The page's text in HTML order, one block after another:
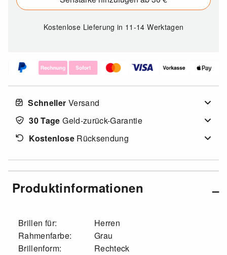
Kostenlose Lieferungin 11-14 Werktagen
Schneller Versand
30 Tage Geld-zurück-Garantie
KostenloseRücksendung
Produktinformationen
Brillen für:
Herren
Rahmenfarbe:
Grau
Brillenform:
Rechteck